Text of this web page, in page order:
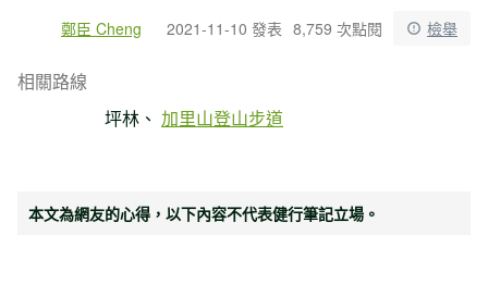
鄭臣 Cheng 2021-11-10 發表 8,759 次點閱 檢舉
相關路線
坪林
加里山登山步道
本文為網友的心得，以下內容不代表健行筆記立場。